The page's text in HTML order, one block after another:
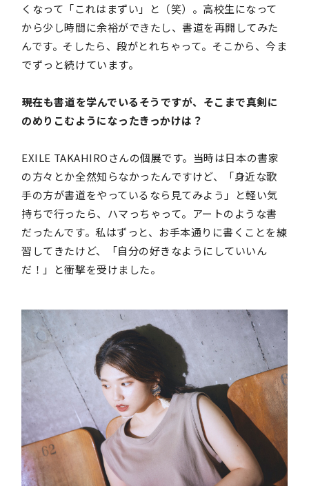
くなって「これはまずい」と（笑）。高校生になって
から少し時間に余裕ができたし、書道を再開してみた
んです。そしたら、段がとれちゃって。そこから、今ま
でずっと続けています。
――現在も書道を学んでいるそうですが、そこまで真剣に
のめりこむようになったきっかけは？
EXILE TAKAHIROさんの個展です。当時は日本の書家
の方々とか全然知らなかったんですけど、「身近な歌
手の方が書道をやっているなら見てみよう」と軽い気
持ちで行ったら、ハマっちゃって。アートのような書
だったんです。私はずっと、お手本通りに書くことを練
習してきたけど、「自分の好きなようにしていいん
だ！」と衝撃を受けました。